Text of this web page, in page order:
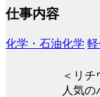
仕事内容
化学・石油化学
＜リ
人気の